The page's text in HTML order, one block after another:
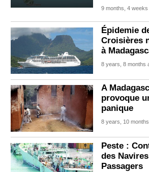
9 months, 4 weeks
Épidemie
Croisières
à
8 years, 8 months
A
provoque
panique
8 years, 10
Peste :
des
Passagers